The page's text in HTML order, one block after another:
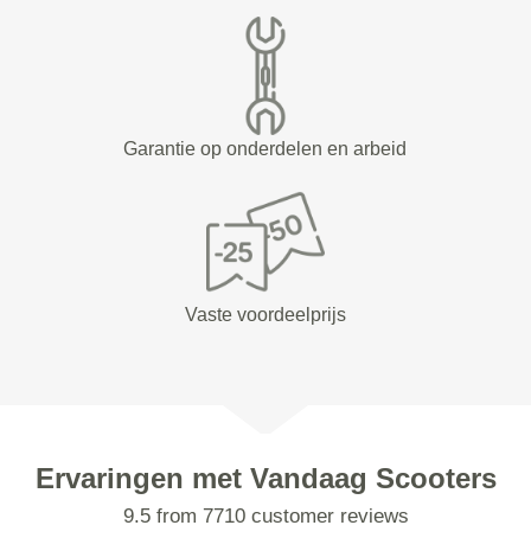
Garantie op onderdelen en arbeid
Vaste voordeelprijs
Ervaringen met Vandaag Scooters
9.5 from 7710 customer reviews